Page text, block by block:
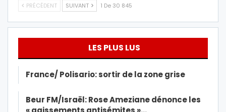
PRÉCÉDENT SUIVANT 1 De 30 845
LES PLUS LUS
France/ Polisario: sortir de la zone grise
Beur FM/Israël: Rose Ameziane dénonce les